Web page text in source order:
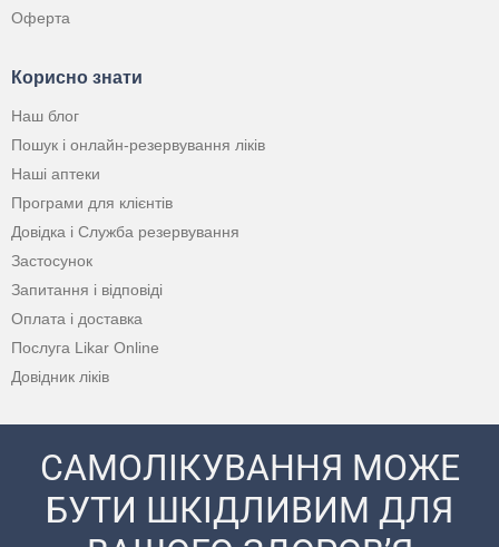
Оферта
Корисно знати
Наш блог
Пошук і онлайн-резервування ліків
Наші аптеки
Програми для клієнтів
Довідка і Служба резервування
Застосунок
Запитання і відповіді
Оплата і доставка
Послуга Likar Online
Довідник ліків
САМОЛІКУВАННЯ МОЖЕ
БУТИ ШКІДЛИВИМ ДЛЯ